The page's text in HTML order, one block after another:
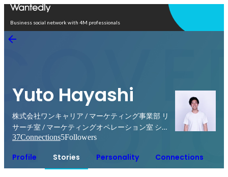
Business social network with 4M professionals
Yuto Hayashi
株式会社ワンキャリア / マーケティング事業部 リ
サーチ室 / マーケティングオペレーション室 シニ
アリサーチマネージャー
37Connections5Followers
Profile Stories Personality Connections